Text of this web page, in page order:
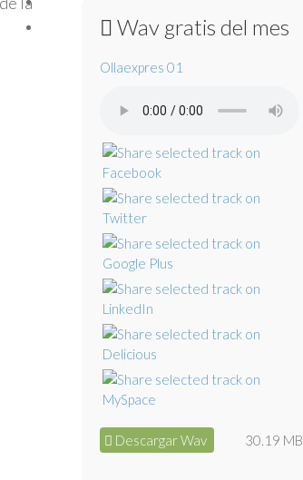
Wav gratis del mes
Ollaexpres 01
Descargar Wav 30.19 MB